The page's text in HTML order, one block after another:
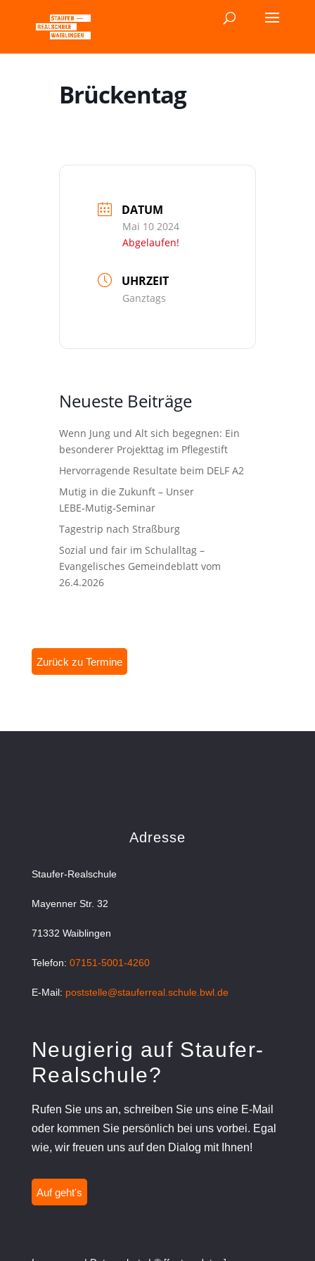
Brückentag
DATUM
Mai 10 2024
Abgelaufen!
UHRZEIT
Ganztags
Neueste Beiträge
Wenn Jung und Alt sich begegnen: Ein
besonderer Projekttag im Pflegestift
Hervorragende Resultate beim DELF A2
Mutig in die Zukunft – Unser
LEBE‑Mutig‑Seminar
Tagestrip nach Straßburg
Sozial und fair im Schulalltag –
Evangelisches Gemeindeblatt vom
26.4.2026
Zurück zu Termine
Adresse
Staufer-Realschule
Mayenner Str. 32
71332 Waiblingen
Telefon: 07151-5001-4260
E-Mail: poststelle@stauferreal.schule.bwl.de
Neugierig auf Staufer-
Realschule?
Rufen Sie uns an, schreiben Sie uns eine E-Mail
oder kommen Sie persönlich bei uns vorbei. Egal
wie, wir freuen uns auf den Dialog mit Ihnen!
Auf geht's